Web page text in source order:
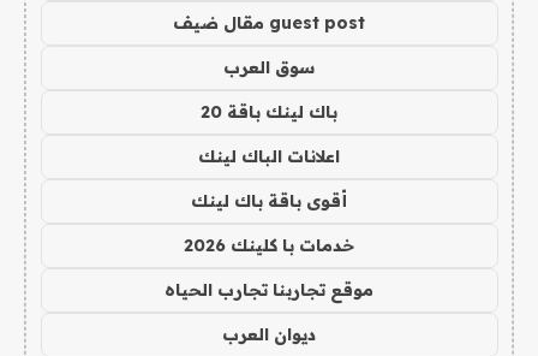
guest post مقال ضيف
سوق العرب
باك لينك باقة 20
اعلانات الباك لينك
أقوى باقة باك لينك
خدمات با كلينك 2026
موقع تجاربنا تجارب الحياه
ديوان العرب